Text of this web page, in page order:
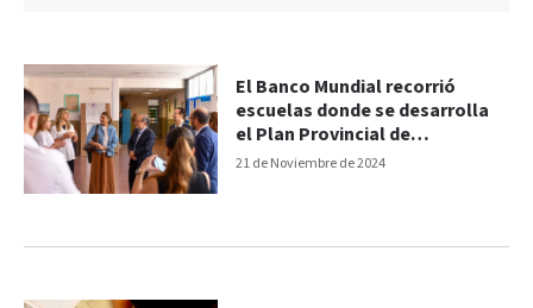
21 de Noviembre de 2024
El Banco Mundial recorrió
escuelas donde se desarrolla
el Plan Provincial de
Alfabetización